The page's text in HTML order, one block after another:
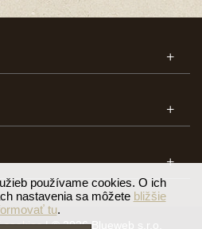
cookies| © 2026 Blueweb s.r.o.
používame cookies. O ich
nastavenia sa môžete bližšie
tu.